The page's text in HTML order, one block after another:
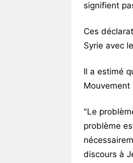
signifient
Ces
Syrie avec
Il a estimé
"Le
problème
discours à